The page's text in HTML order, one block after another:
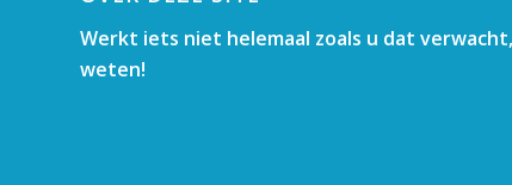
Werkt iets niet helemaal zoals u dat
weten!